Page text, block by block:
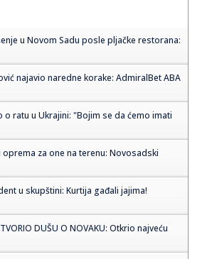
u Novom Sadu posle pljačke restorana:
najavio naredne korake: AdmiralBet ABA
o ratu u Ukrajini: "Bojim se da ćemo imati
oprema za one na terenu: Novosadski
u skupštini: Kurtija gađali jajima!
DUŠU O NOVAKU: Otkrio najveću